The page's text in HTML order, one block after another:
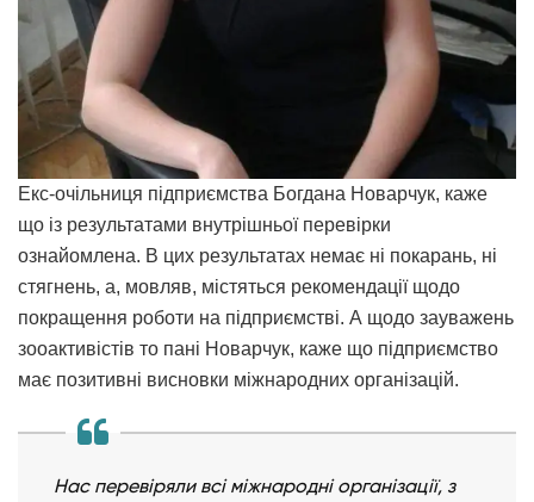
Екс-очільниця підприємства Богдана Новарчук, каже
що із результатами внутрішньої перевірки
ознайомлена. В цих результатах немає ні покарань, ні
стягнень, а, мовляв, містяться рекомендації щодо
покращення роботи на підприємстві. А щодо зауважень
зооактивістів то пані Новарчук, каже що підприємство
має позитивні висновки міжнародних організацій.
Нас перевіряли всі міжнародні організації, з